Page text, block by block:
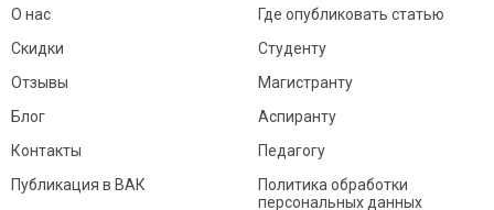
О нас
Скидки
Отзывы
Блог
Контакты
Где опубликовать статью
Студенту
Магистранту
Аспиранту
Педагогу
Публикация в ВАК
Политика обработки
персональных данных